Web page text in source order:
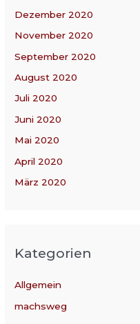
Dezember 2020
November 2020
September 2020
August 2020
Juli 2020
Juni 2020
Mai 2020
April 2020
März 2020
Kategorien
Allgemein
machsweg